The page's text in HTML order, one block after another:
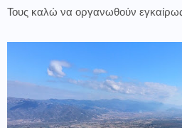
Τους καλώ να οργανωθούν